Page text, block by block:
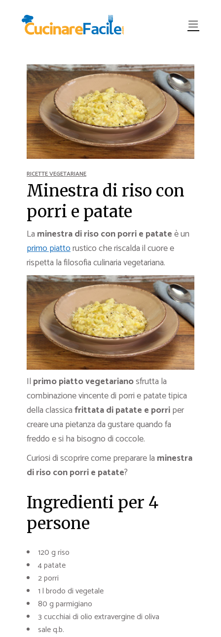
RICETTE VEGETARIANE
Minestra di riso con
porri e patate
La minestra di riso con porri e patateè un
primo piattorustico che riscalda il cuore e
rispetta la filosofia culinaria vegetariana.
Il primo piatto vegetarianosfrutta la
combinazione vincente di porri e patate tipica
della classicafrittata di patate e porriper
creare una pietanza da gustare quando fa
freddo e si ha bisogno di coccole.
Curiosi di scoprire come preparare la minestra
di riso con porri e patate?
Ingredienti per 4
persone
120 g riso
4 patate
2 porri
1 l brodo di vegetale
80 g parmigiano
3 cucchiai di olio extravergine di oliva
sale q.b.